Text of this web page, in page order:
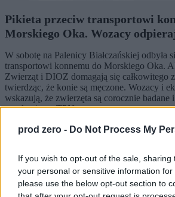
prod zero - Do Not Process My
If you wish to opt-out of the sale,
your personal or sensitive information
please use the below opt-out section to
Pikieta przeciw transportowi
Morskiego Oka. Wozacy
W sobotę na Palenicy Białczańskiej odbyła
transportowi konnemu do Morskiego Oka.
Zwierząt i DIOZ domagają się całkowitego
twierdząc, że konie są męczone. Wozacy i
wskazują, że zwierzęta są corocznie badane
regulaminem TPN.
Aleksandra Cieślik
Wczoraj 19:20
4 min
Reklama